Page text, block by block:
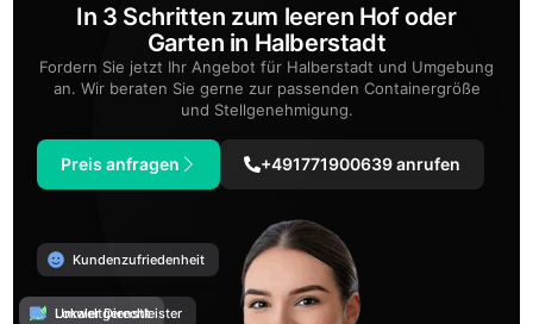
In 3 Schritten zum leeren Hof oder
Garten in Halberstadt
Fordern Sie jetzt Ihr Angebot für Halberstadt und Umgebung
an. Wir beraten Sie gerne zur passenden Containergröße
und Stellgenehmigung.
Preis anfragen +491771900639 anrufen
Kundenzufriedenheit
Umweltgerecht
Lokaler Dienstleister